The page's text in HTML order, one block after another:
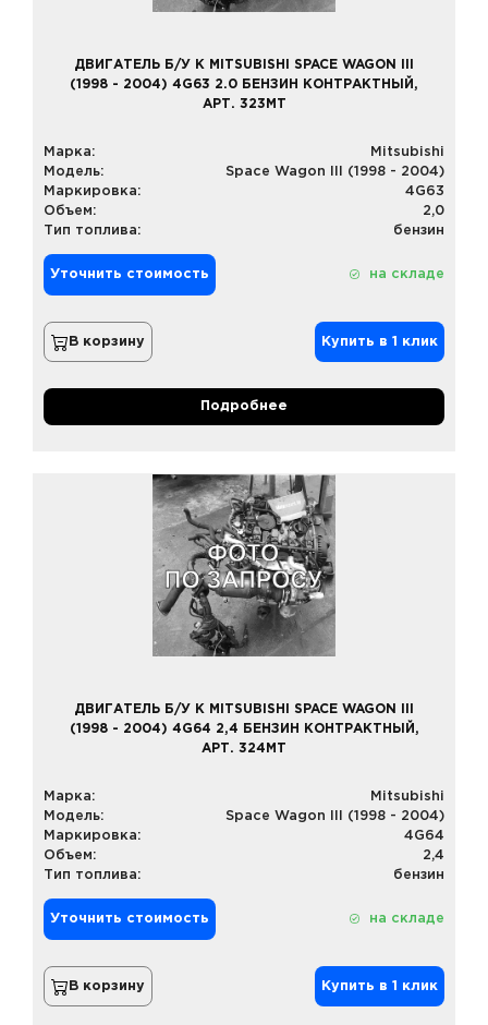
ДВИГАТЕЛЬ Б/У К MITSUBISHI SPACE WAGON III
(1998 - 2004) 4G63 2.0 БЕНЗИН КОНТРАКТНЫЙ,
АРТ. 323MT
Марка:
Mitsubishi
Модель:
Space Wagon III (1998 - 2004)
Маркировка:
4G63
Объем:
2,0
Тип топлива:
бензин
Уточнить стоимость на складе
В корзину Купить в 1 клик
Подробнее
ДВИГАТЕЛЬ Б/У К MITSUBISHI SPACE WAGON III
(1998 - 2004) 4G64 2,4 БЕНЗИН КОНТРАКТНЫЙ,
АРТ. 324MT
Марка:
Mitsubishi
Модель:
Space Wagon III (1998 - 2004)
Маркировка:
4G64
Объем:
2,4
Тип топлива:
бензин
Уточнить стоимость на складе
В корзину Купить в 1 клик